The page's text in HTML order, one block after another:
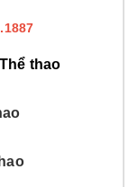
Thể thao